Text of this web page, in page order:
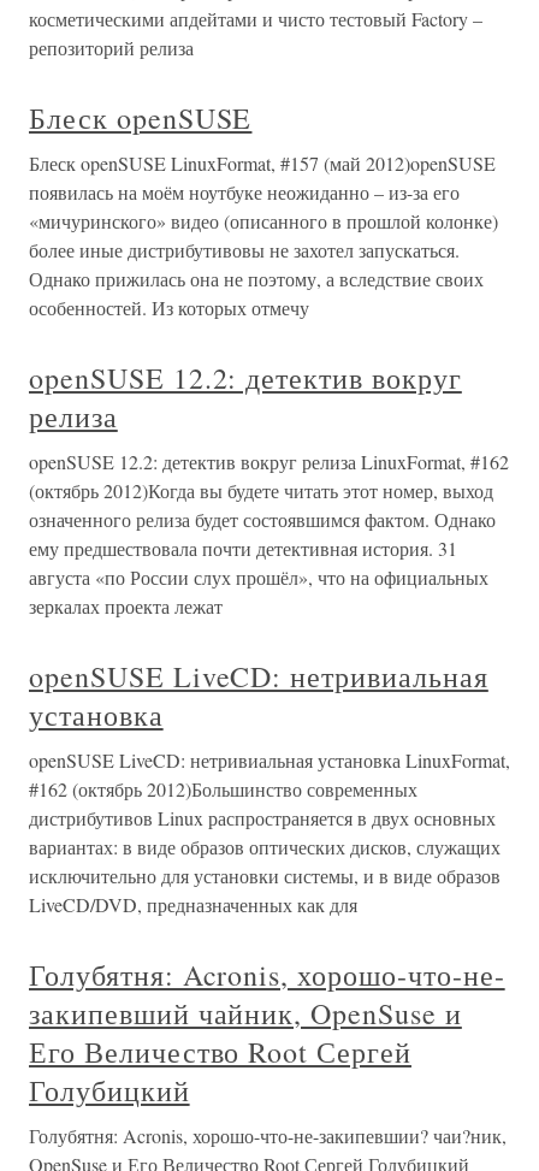
косметическими апдейтами и чисто тестовый Factory –
репозиторий релиза
Блеск openSUSE
Блеск openSUSE LinuxFormat, #157 (май 2012)openSUSE
появилась на моём ноутбуке неожиданно – из-за его
«мичуринского» видео (описанного в прошлой колонке)
более иные дистрибутивовы не захотел запускаться.
Однако прижилась она не поэтому, а вследствие своих
особенностей. Из которых отмечу
openSUSE 12.2: детектив вокруг
релиза
openSUSE 12.2: детектив вокруг релиза LinuxFormat, #162
(октябрь 2012)Когда вы будете читать этот номер, выход
означенного релиза будет состоявшимся фактом. Однако
ему предшествовала почти детективная история. 31
августа «по России слух прошёл», что на официальных
зеркалах проекта лежат
openSUSE LiveCD: нетривиальная
установка
openSUSE LiveCD: нетривиальная установка LinuxFormat,
#162 (октябрь 2012)Большинство современных
дистрибутивов Linux распространяется в двух основных
вариантах: в виде образов оптических дисков, служащих
исключительно для установки системы, и в виде образов
LiveCD/DVD, предназначенных как для
Голубятня: Acronis, хорошо-что-не-
закипевший чайник, OpenSuse и
Его Величество Root Сергей
Голубицкий
Голубятня: Acronis, хорошо-что-не-закипевшии? чаи?ник,
OpenSuse и Его Величество Root Сергей Голубицкий